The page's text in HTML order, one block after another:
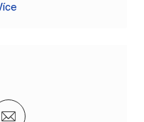
přes LinkedIn
Sdílet e-mailem